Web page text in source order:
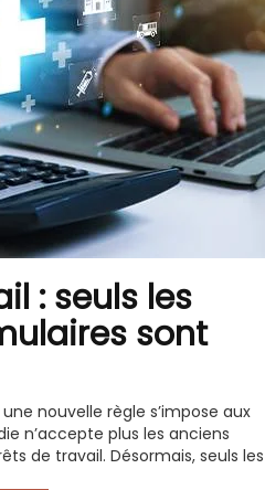
: seuls les
sont
nouvelle règle s’impose aux
n’accepte plus les anciens
de travail. Désormais, seuls les